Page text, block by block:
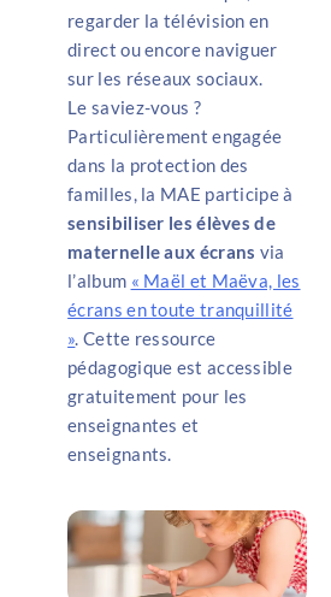
regarder la télévision en
direct ou encore naviguer
sur les réseaux sociaux.
Le saviez-vous ?
Particulièrement engagée
dans la protection des
familles, la MAE participe à
sensibiliser les élèves de
maternelle aux écrans via
l’album « Maël et Maëva, les
écrans en toute tranquillité
» . Cette ressource
pédagogique est accessible
gratuitement pour les
enseignantes et
enseignants.